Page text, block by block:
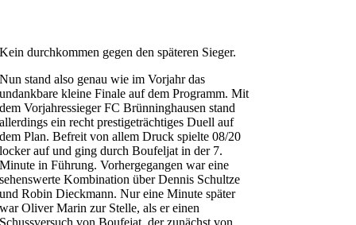
Kein durchkommen gegen den späteren Sieger.
Nun stand also genau wie im Vorjahr das
undankbare kleine Finale auf dem Programm. Mit
dem Vorjahressieger FC Brünninghausen stand
allerdings ein recht prestigeträchtiges Duell auf
dem Plan. Befreit von allem Druck spielte 08/20
locker auf und ging durch Boufeljat in der 7.
Minute in Führung. Vorhergegangen war eine
sehenswerte Kombination über Dennis Schultze
und Robin Dieckmann. Nur eine Minute später
war Oliver Marin zur Stelle, als er einen
Schussversuch von Boufejat, der zunächst von